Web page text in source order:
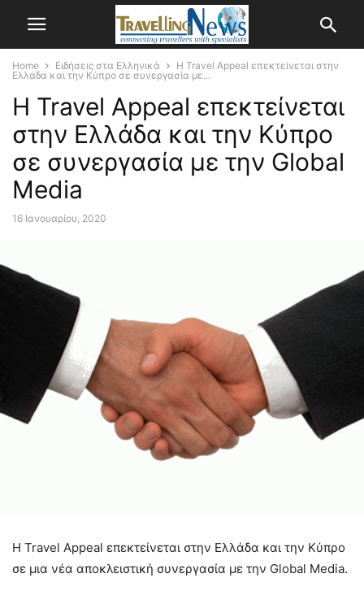
Home Ειδήσεις στα Ελληνικά
Η Travel Appeal επεκτείνεται στην
Ελλάδα και την Κύπρο σε συνεργασία με...
Η Travel Appeal επεκτείνεται
στην Ελλάδα και την Κύπρο
σε συνεργασία με την Global
Media
16 Ιανουαρίου, 2020
Η Travel Appeal επεκτείνεται στην Ελλάδα και την Κύπρο
σε μια νέα αποκλειστική συνεργασία με την Global Media.